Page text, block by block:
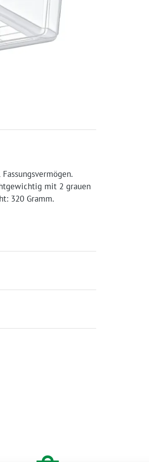
mit 2 grauen
320 Gramm.